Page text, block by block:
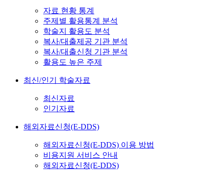
자료 현황 통계
주제별 활용통계 분석
학술지 활용도 분석
복사/대출제공 기관 분석
복사/대출신청 기관 분석
활용도 높은 주제
최신/인기 학술자료
최신자료
인기자료
해외자료신청(E-DDS)
해외자료신청(E-DDS) 이용 방법
비용지원 서비스 안내
해외자료신청(E-DDS)